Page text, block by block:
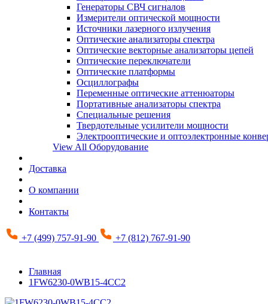
Генераторы СВЧ сигналов
Измерители оптической мощности
Источники лазерного излучения
Оптические анализаторы спектра
Оптические векторные анализаторы цепей
Оптические переключатели
Оптические платформы
Осциллографы
Переменные оптические аттенюаторы
Портативные анализаторы спектра
Специальные решения
Твердотельные усилители мощности
Электрооптические и оптоэлектронные
View All Оборудование
Доставка
О компании
Контакты
+7 (499) 757-91-90 +7 (812) 767-91-90
Главная
1FW6230-0WB15-4CC2